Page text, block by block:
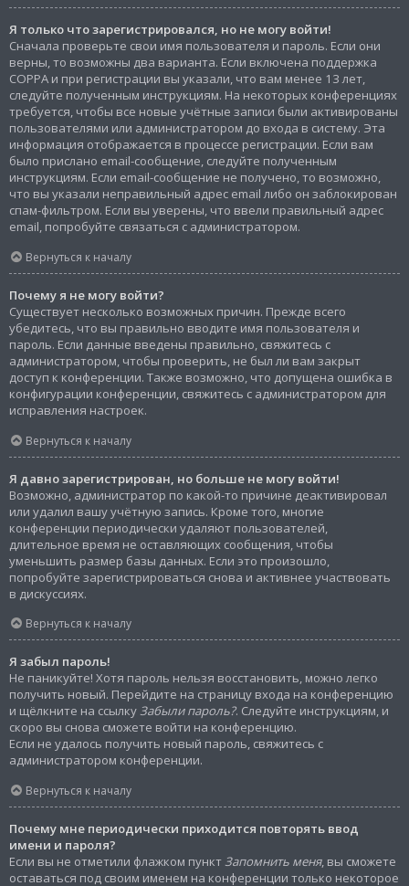
Я только что зарегистрировался, но не могу войти!
Сначала проверьте свои имя пользователя и пароль. Если они
верны, то возможны два варианта. Если включена поддержка
COPPA и при регистрации вы указали, что вам менее 13 лет,
следуйте полученным инструкциям. На некоторых конференциях
требуется, чтобы все новые учётные записи были активированы
пользователями или администратором до входа в систему. Эта
информация отображается в процессе регистрации. Если вам
было прислано email-сообщение, следуйте полученным
инструкциям. Если email-сообщение не получено, то возможно,
что вы указали неправильный адрес email либо он заблокирован
спам-фильтром. Если вы уверены, что ввели правильный адрес
email, попробуйте связаться с администратором.
Вернуться к началу
Почему я не могу войти?
Существует несколько возможных причин. Прежде всего
убедитесь, что вы правильно вводите имя пользователя и
пароль. Если данные введены правильно, свяжитесь с
администратором, чтобы проверить, не был ли вам закрыт
доступ к конференции. Также возможно, что допущена ошибка в
конфигурации конференции, свяжитесь с администратором для
исправления настроек.
Вернуться к началу
Я давно зарегистрирован, но больше не могу войти!
Возможно, администратор по какой-то причине деактивировал
или удалил вашу учётную запись. Кроме того, многие
конференции периодически удаляют пользователей,
длительное время не оставляющих сообщения, чтобы
уменьшить размер базы данных. Если это произошло,
попробуйте зарегистрироваться снова и активнее участвовать
в дискуссиях.
Вернуться к началу
Я забыл пароль!
Не паникуйте! Хотя пароль нельзя восстановить, можно легко
получить новый. Перейдите на страницу входа на конференцию
и щёлкните на ссылкуЗабыли пароль?. Следуйте инструкциям, и
скоро вы снова сможете войти на конференцию.
Если не удалось получить новый пароль, свяжитесь с
администратором конференции.
Вернуться к началу
Почему мне периодически приходится повторять ввод
имени и пароля?
Если вы не отметили флажком пунктЗапомнить меня, вы сможете
оставаться под своим именем на конференции только некоторое